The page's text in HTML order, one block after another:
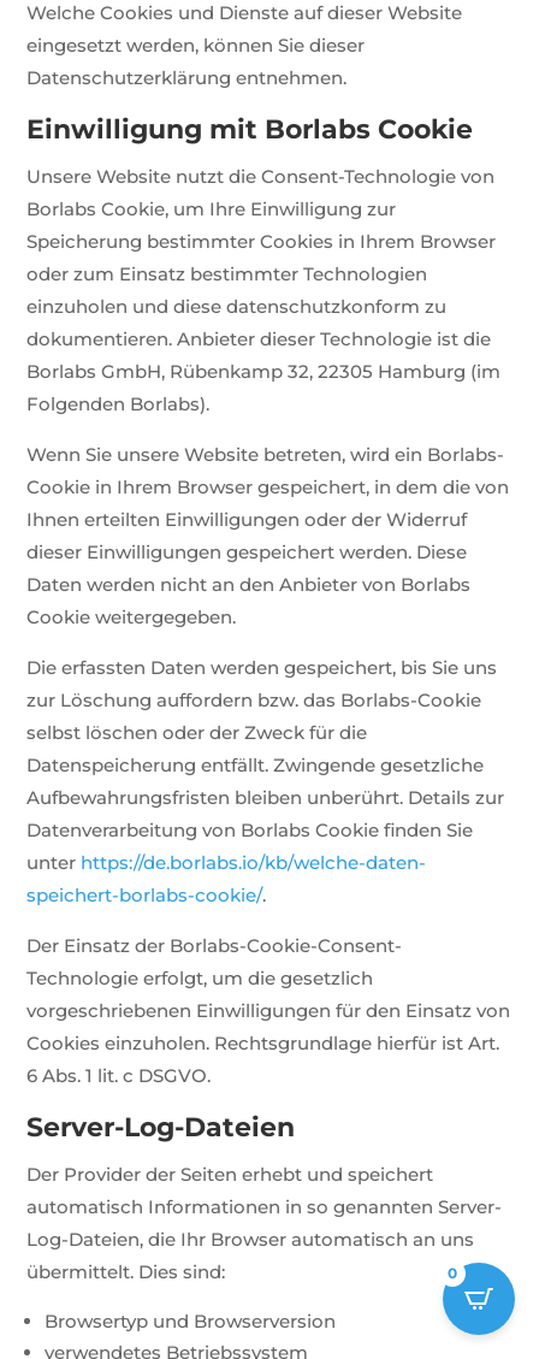
Welche Cookies und Dienste auf dieser Website
eingesetzt werden, können Sie dieser
Datenschutzerklärung entnehmen.
Einwilligung mit Borlabs Cookie
Unsere Website nutzt die Consent-Technologie von
Borlabs Cookie, um Ihre Einwilligung zur
Speicherung bestimmter Cookies in Ihrem Browser
oder zum Einsatz bestimmter Technologien
einzuholen und diese datenschutzkonform zu
dokumentieren. Anbieter dieser Technologie ist die
Borlabs GmbH, Rübenkamp 32, 22305 Hamburg (im
Folgenden Borlabs).
Wenn Sie unsere Website betreten, wird ein Borlabs-
Cookie in Ihrem Browser gespeichert, in dem die von
Ihnen erteilten Einwilligungen oder der Widerruf
dieser Einwilligungen gespeichert werden. Diese
Daten werden nicht an den Anbieter von Borlabs
Cookie weitergegeben.
Die erfassten Daten werden gespeichert, bis Sie uns
zur Löschung auffordern bzw. das Borlabs-Cookie
selbst löschen oder der Zweck für die
Datenspeicherung entfällt. Zwingende gesetzliche
Aufbewahrungsfristen bleiben unberührt. Details zur
Datenverarbeitung von Borlabs Cookie finden Sie
unter https://de.borlabs.io/kb/welche-daten-
speichert-borlabs-cookie/.
Der Einsatz der Borlabs-Cookie-Consent-
Technologie erfolgt, um die gesetzlich
vorgeschriebenen Einwilligungen für den Einsatz von
Cookies einzuholen. Rechtsgrundlage hierfür ist Art.
6 Abs. 1 lit. c DSGVO.
Server-Log-Dateien
Der Provider der Seiten erhebt und speichert
automatisch Informationen in so genannten Server-
Log-Dateien, die Ihr Browser automatisch an uns
übermittelt. Dies sind:
Browsertyp und Browserversion
verwendetes Betriebssystem
0